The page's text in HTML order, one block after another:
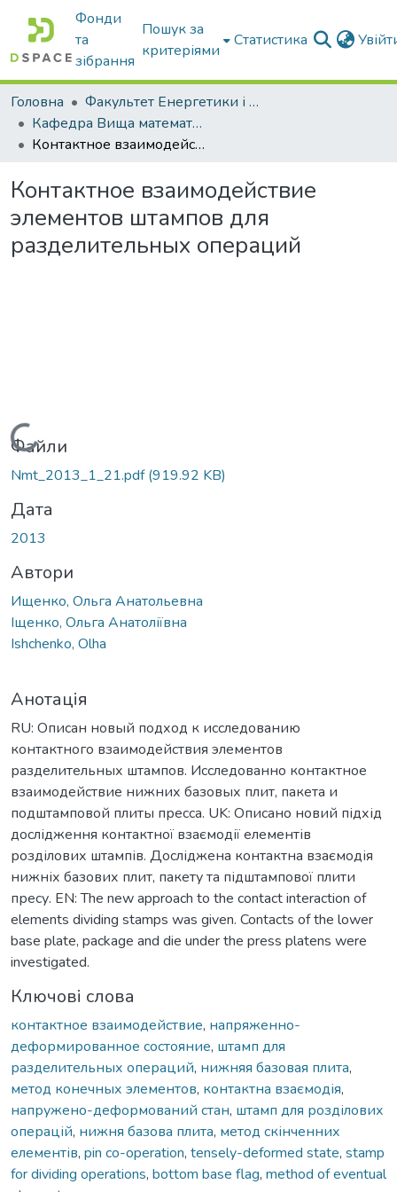
Фонди
та
зібрання
Пошук за
критеріями
Статистика
Головна
Факультет Енергетики і комп'ютерних технологій
Кафедра Вища математика та фізика
Контактное взаимодействие элементов штампов для разделительных операций
Контактное взаимодействие
элементов штампов для
разделительных операций
Вантажиться...
Файли
Nmt_2013_1_21.pdf(919.92 KB)
Дата
2013
Автори
Ищенко, Ольга Анатольевна
Іщенко, Ольга Анатоліївна
Ishchenko, Olha
Анотація
RU: Описан новый подход к исследованию
контактного взаимодействия элементов
разделительных штампов. Исследованно контактное
взаимодействие нижних базовых плит, пакета и
подштамповой плиты пресса. UK: Описано новий підхід
дослідження контактної взаємодії елементів
розділових штампів. Досліджена контактна взаємодія
нижніх базових плит, пакету та підштампової плити
пресу. EN: The new approach to the contact interaction of
elements dividing stamps was given. Contacts of the lower
base plate, package and die under the press platens were
investigated.
Ключові слова
контактное взаимодействие, напряженно-
деформированное состояние, штамп для
разделительных операций, нижняя базовая плита,
метод конечных элементов, контактна взаємодія,
напружено-деформований стан, штамп для розділових
операцій, нижня базова плита, метод скінченних
елементів, pin co-operation, tensely-deformed state, stamp
for dividing operations, bottom base flag, method of eventual